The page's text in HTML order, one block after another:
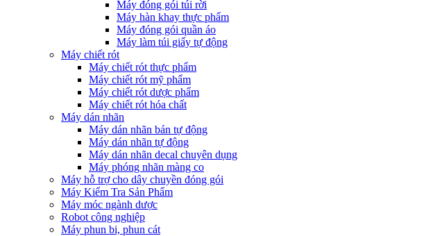
Máy đóng gói túi rời
Máy hàn khay thực phẩm
Máy đóng gói quần áo
Máy làm túi giấy tự động
Máy chiết rót
Máy chiết rót thực phẩm
Máy chiết rót mỹ phẩm
Máy chiết rót dược phẩm
Máy chiết rót hóa chất
Máy dán nhãn
Máy dán nhãn bán tự động
Máy dán nhãn tự động
Máy dán nhãn decal chuyên dụng
Máy phóng nhãn màng co
Máy hỗ trợ cho dây chuyền đóng gói
Máy Kiểm Tra Sản Phẩm
Máy móc ngành dược
Robot công nghiệp
Máy phun bi, phun cát